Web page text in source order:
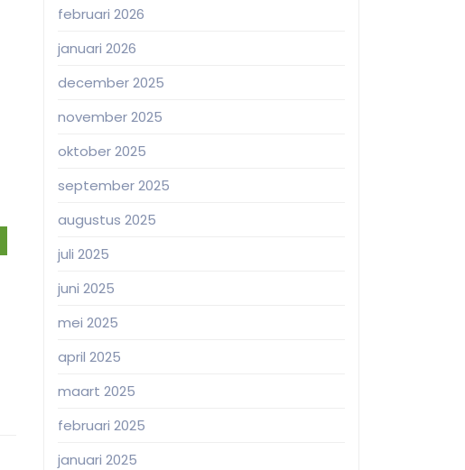
februari 2026
januari 2026
december 2025
november 2025
oktober 2025
september 2025
augustus 2025
juli 2025
juni 2025
mei 2025
april 2025
maart 2025
februari 2025
januari 2025